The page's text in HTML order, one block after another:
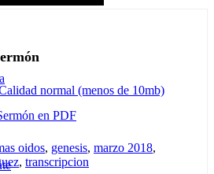
normal (menos de 10mb)
en PDF
oidos, genesis, marzo 2018,
, transcripcion